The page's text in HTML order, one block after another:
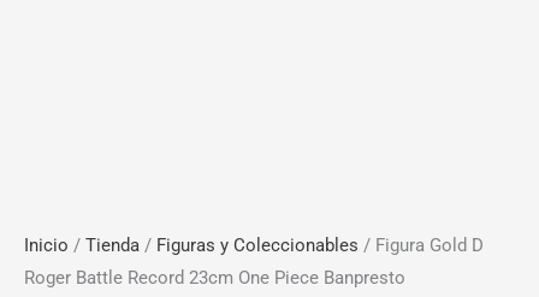
Inicio / Tienda / Figuras y Coleccionables / Figura Gold D
Roger Battle Record 23cm One Piece Banpresto